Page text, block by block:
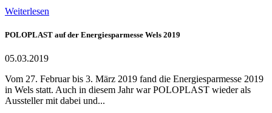
Weiterlesen
POLOPLAST auf der Energiesparmesse Wels 2019
05.03.2019
Vom 27. Februar bis 3. März 2019 fand die Energiesparmesse 2019
in Wels statt. Auch in diesem Jahr war POLOPLAST wieder als
Aussteller mit dabei und...